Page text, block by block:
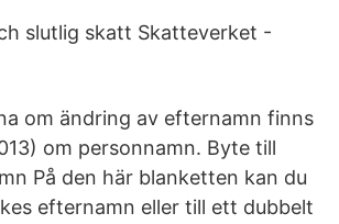
slutlig skatt Skatteverket -
om ändring av efternamn finns
om personnamn. Byte till
På den här blanketten kan du
efternamn eller till ett dubbelt